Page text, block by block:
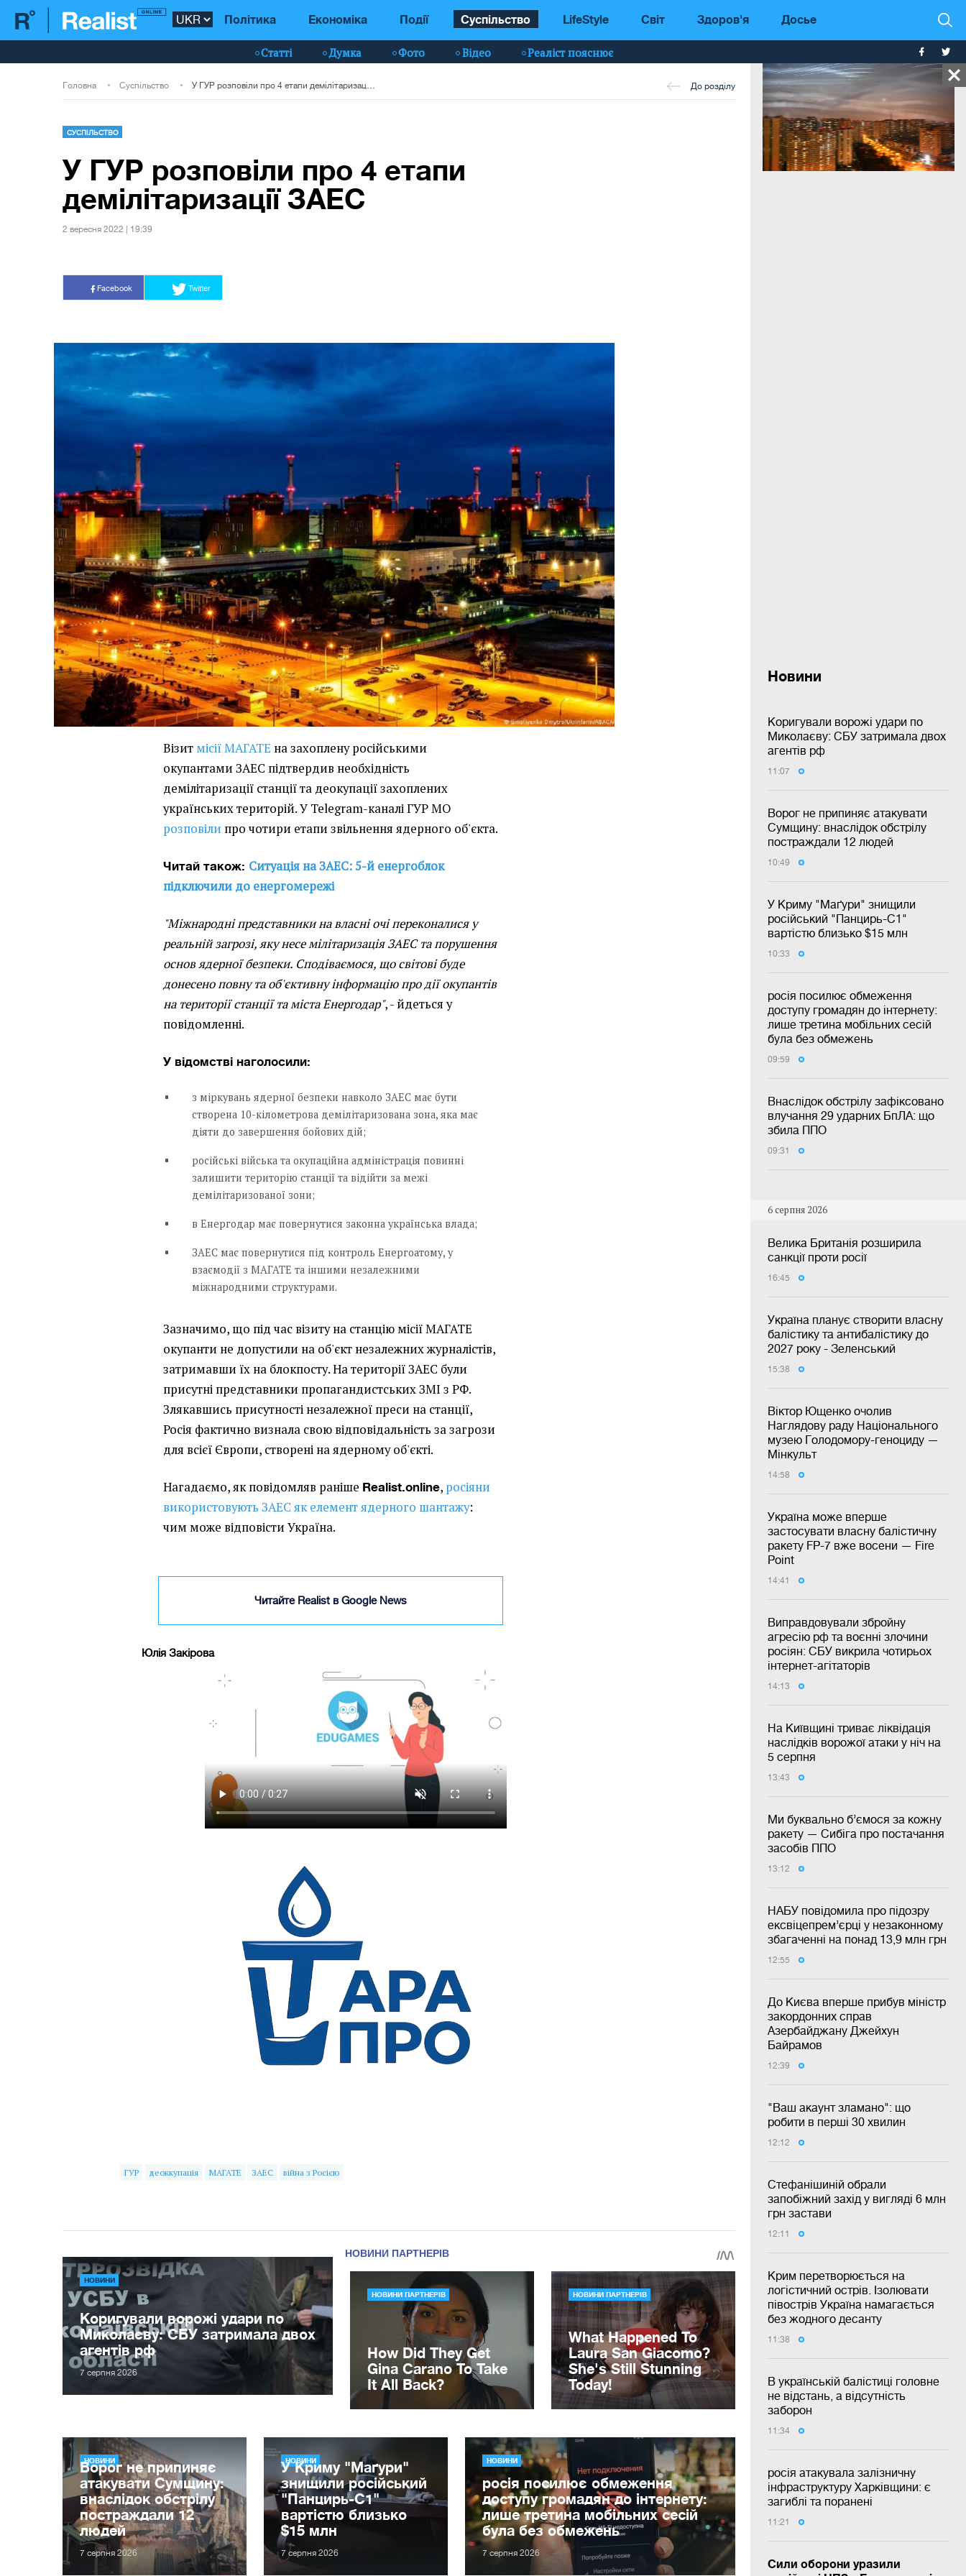
Політика Економіка Події Суспільство LifeStyle Світ Здоров'я Досье
Статті Думка Фото Відео Реаліст пояснює
Новини
Коригували ворожі удари по
Миколаєву: СБУ затримала двох
агентів рф
11:07
Ворог не припиняє атакувати
Сумщину: внаслідок обстрілу
постраждали 12 людей
10:49
У Криму "Маґури" знищили
російський "Панцирь-С1"
вартістю близько $15 млн
10:33
росія посилює обмеження
доступу громадян до інтернету:
лише третина мобільних сесій
була без обмежень
09:59
Внаслідок обстрілу зафіксовано
влучання 29 ударних БпЛА: що
збила ППО
09:31
6 серпня 2026
Велика Британія розширила
санкції проти росії
16:45
Україна планує створити власну
балістику та антибалістику до
2027 року - Зеленський
15:38
Віктор Ющенко очолив
Наглядову раду Національного
музею Голодомору-геноциду —
Мінкульт
14:58
Україна може вперше
застосувати власну балістичну
ракету FP-7 вже восени — Fire
Point
14:41
Виправдовували збройну
агресію рф та воєнні злочини
росіян: СБУ викрила чотирьох
інтернет-агітаторів
14:13
На Київщині триває ліквідація
наслідків ворожої атаки у ніч на
5 серпня
13:43
Ми буквально б’ємося за кожну
ракету — Сибіга про постачання
засобів ППО
13:12
НАБУ повідомила про підозру
ексвіцепрем’єрці у незаконному
збагаченні на понад 13,9 млн грн
12:55
До Києва вперше прибув міністр
закордонних справ
Азербайджану Джейхун
Байрамов
12:39
"Ваш акаунт зламано": що
робити в перші 30 хвилин
12:12
Стефанішиній обрали
запобіжний захід у вигляді 6 млн
грн застави
12:11
Крим перетворюється на
логістичний острів. Ізолювати
півострів Україна намагається
без жодного десанту
11:38
В українській балістиці головне
не відстань, а відсутність
заборон
11:34
росія атакувала залізничну
інфраструктуру Харківщини: є
загиблі та поранені
11:21
Сили оборони уразили
Головна Суспільство До розділу
СУСПІЛЬСТВО
У ГУР розповіли про 4 етапи
демілітаризації ЗАЕС
2 вересня 2022 | 19:39
Facebook Twitter
Візит місії МАГАТЕ на захоплену російськими
окупантами ЗАЕС підтвердив необхідність
демілітаризації станції та деокупації захоплених
українських територій. У Telegram-каналі ГУР МО
розповіли про чотири етапи звільнення ядерного об'єкта.
Читай також: Ситуація на ЗАЕС: 5-й енергоблок
підключили до енергомережі
"Міжнародні представники на власні очі переконалися у
реальній загрозі, яку несе мілітаризація ЗАЕС та порушення
основ ядерної безпеки. Сподіваємося, що світові буде
донесено повну та об'єктивну інформацію про дії окупантів
на території станції та міста Енергодар", - йдеться у
повідомленні.
У відомстві наголосили:
з міркувань ядерної безпеки навколо ЗАЕС має бути
створена 10-кілометрова демілітаризована зона, яка має
діяти до завершення бойових дій;
російські війська та окупаційна адміністрація повинні
залишити територію станції та відійти за межі
демілітаризованої зони;
в Енергодар має повернутися законна українська влада;
ЗАЕС має повернутися під контроль Енергоатому, у
взаємодії з МАГАТЕ та іншими незалежними
міжнародними структурами.
Зазначимо, що під час візиту на станцію місії МАГАТЕ
окупанти не допустили на об'єкт незалежних журналістів,
затримавши їх на блокпосту. На території ЗАЕС були
присутні представники пропагандистських ЗМІ з РФ.
Злякавшись присутності незалежної преси на станції,
Росія фактично визнала свою відповідальність за загрози
для всієї Європи, створені на ядерному об'єкті.
Нагадаємо, як повідомляв раніше Realist.online, росіяни
використовують ЗАЕС як елемент ядерного шантажу:
чим може відповісти Україна.
Читайте Realist в Google News
Юлія Закірова
ГУР деоккупація МАГАТЕ ЗАЕС війна з Росією
НОВИНИ
Коригували ворожі удари по
Миколаєву: СБУ затримала двох
агентів рф
7 серпня 2026
НОВИНИ
Ворог не припиняє
атакувати Сумщину:
внаслідок обстрілу
постраждали 12
людей
7 серпня 2026
НОВИНИ
У Криму "Маґури"
знищили російський
"Панцирь-С1"
вартістю близько
$15 млн
7 серпня 2026
НОВИНИ
росія посилює обмеження
доступу громадян до інтернету:
лише третина мобільних сесій
була без обмежень
7 серпня 2026